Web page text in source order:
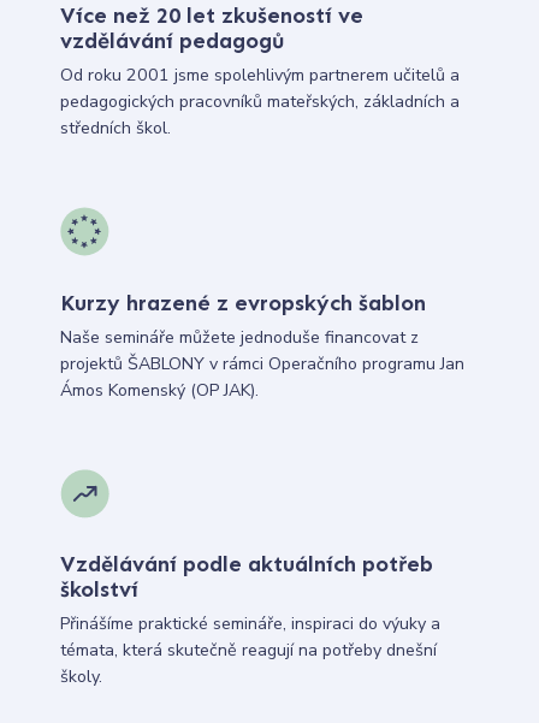
Více než 20 let zkušeností ve
vzdělávání pedagogů
Od roku 2001 jsme spolehlivým partnerem učitelů a
pedagogických pracovníků mateřských, základních a
středních škol.
Kurzy hrazené z evropských šablon
Naše semináře můžete jednoduše financovat z
projektů ŠABLONY v rámci Operačního programu Jan
Ámos Komenský (OP JAK).
Vzdělávání podle aktuálních potřeb
školství
Přinášíme praktické semináře, inspiraci do výuky a
témata, která skutečně reagují na potřeby dnešní
školy.